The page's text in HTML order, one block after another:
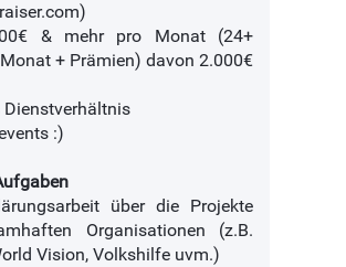
& mehr pro Monat (24+
+ Prämien) davon 2.000€
Dienstverhältnis
:)
über die Projekte
Organisationen (z.B.
Vision, Volkshilfe uvm.)